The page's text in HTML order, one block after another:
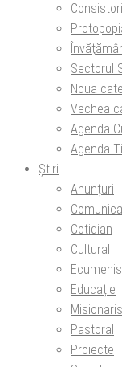
Sectorul
Noua
Vechea
Agenda
Agenda
Știri
Anunțuri
Cotidian
Cultural
Educație
Pastoral
Proiecte